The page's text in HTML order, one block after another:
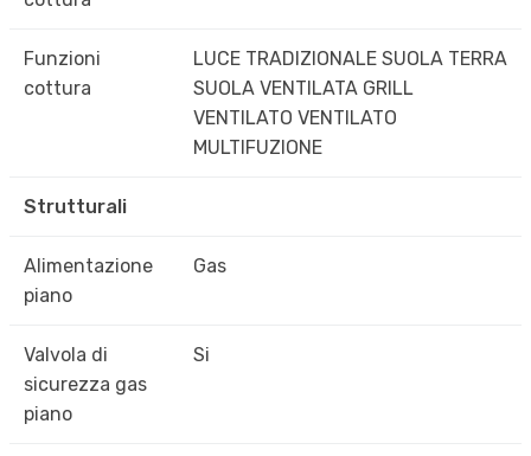
Funzioni
cottura
LUCE TRADIZIONALE SUOLA TERRA
SUOLA VENTILATA GRILL
VENTILATO VENTILATO
MULTIFUZIONE
Strutturali
Alimentazione
piano
Gas
Valvola di
sicurezza gas
piano
Si